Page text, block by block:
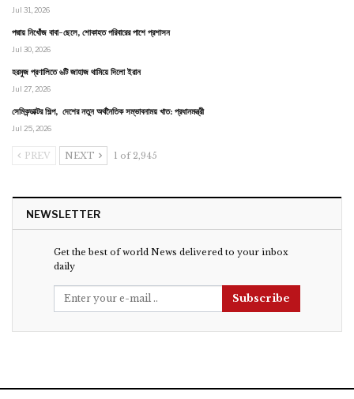
Jul 31, 2026
পদ্মায় নিখোঁজ বাবা-ছেলে, শোকাহত পরিবারের পাশে প্রশাসন
Jul 30, 2026
হরমুজ প্রণালিতে ৬টি জাহাজ থামিয়ে দিলো ইরান
Jul 27, 2026
সেমিকন্ডাক্টর শিল্প, দেশের নতুন অর্থনৈতিক সম্ভাবনাময় খাত: প্রধানমন্ত্রী
Jul 25, 2026
PREV NEXT 1 of 2,945
NEWSLETTER
Get the best of world News delivered to your inbox
daily
Subscribe